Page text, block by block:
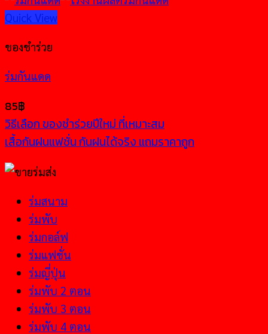
Quick View
ของชำร่วย
ร่มกันแดด
85฿
วิธีเลือก ของชำร่วยปีใหม่ ที่เหมาะสม
เสื้อกันฝนแฟชั่น กันฝนได้จริง แถมราคาถูก
ร่มสนาม
ร่มพับ
ร่มกอล์ฟ
ร่มแฟชั่น
ร่มญี่ปุ่น
ร่มพับ 2 ตอน
ร่มพับ 3 ตอน
ร่มพับ 4 ตอน